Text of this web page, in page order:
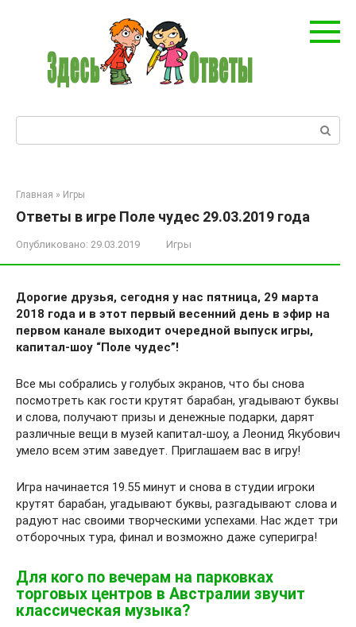
Поиск:
Главная » Игры
Ответы в игре Поле чудес 29.03.2019 года
Опубликовано: 29.03.2019 Игры
Дорогие друзья, сегодня у нас пятница, 29 марта
2018 года и в этот первый весенний день в эфир на
первом канале выходит очередной выпуск игры,
капитал-шоу “Поле чудес”!
Все мы собрались у голубых экранов, что бы снова
посмотреть как гости крутят барабан, угадывают буквы
и слова, получают призы и денежные подарки, дарят
различные вещи в музей капитал-шоу, а Леонид Якубович
умело всем этим заведует. Приглашаем вас в игру!
Игра начинается 19.55 минут и снова в студии игроки
крутят барабан, угадывают буквы, разгадывают слова и
радуют нас своими творческими успехами. Нас ждет три
отборочных тура, финал и возможно даже суперигра!
Для кого по вечерам на парковках
торговых центров в Австралии звучит
классическая музыка?